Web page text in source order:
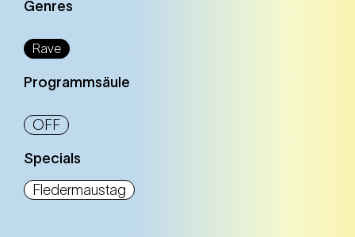
Genres
Rave
Programmsäule
OFF
Specials
Fledermaustag